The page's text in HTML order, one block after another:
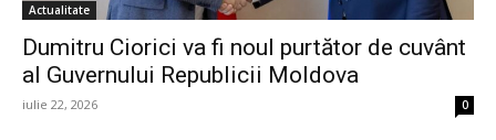
Actualitate
Dumitru Ciorici va fi noul purtător de cuvânt
al Guvernului Republicii Moldova
iulie 22, 2026 0